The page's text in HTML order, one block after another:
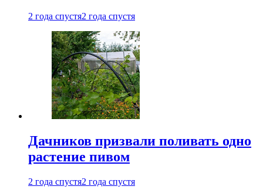
2 года спустя2 года спустя
Дачников призвали поливать одно
растение пивом
2 года спустя2 года спустя